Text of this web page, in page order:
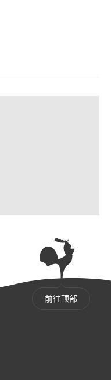
前往顶部